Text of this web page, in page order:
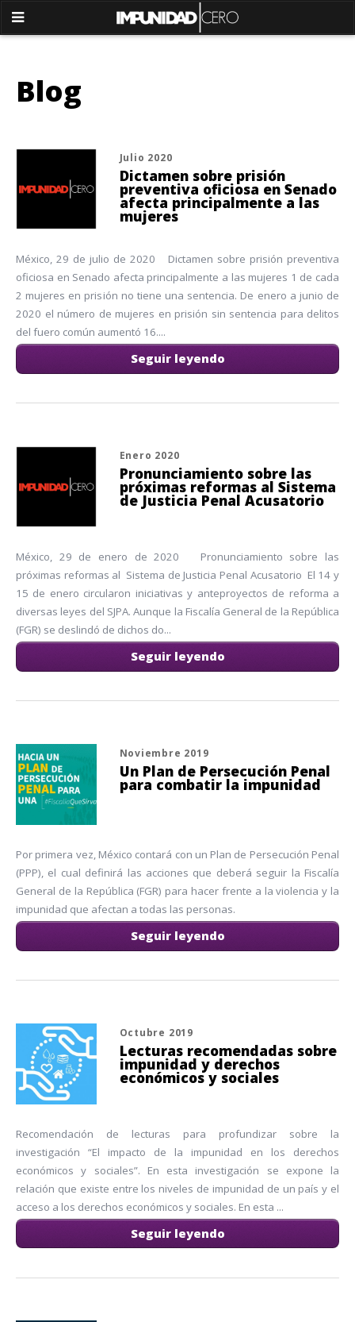
Blog
Julio 2020
Dictamen sobre prisión
preventiva oficiosa en Senado
afecta principalmente a las
mujeres
México, 29 de julio de 2020 Dictamen sobre prisión preventiva
oficiosa en Senado afecta principalmente a las mujeres 1 de cada
2 mujeres en prisión no tiene una sentencia. De enero a junio de
2020 el número de mujeres en prisión sin sentencia para delitos
del fuero común aumentó 16....
Seguir leyendo
Enero 2020
Pronunciamiento sobre las
próximas reformas al Sistema
de Justicia Penal Acusatorio
México, 29 de enero de 2020 Pronunciamiento sobre las
próximas reformas al Sistema de Justicia Penal Acusatorio El 14 y
15 de enero circularon iniciativas y anteproyectos de reforma a
diversas leyes del SJPA. Aunque la Fiscalía General de la República
(FGR) se deslindó de dichos do...
Seguir leyendo
Noviembre 2019
Un Plan de Persecución Penal
para combatir la impunidad
Por primera vez, México contará con un Plan de Persecución Penal
(PPP), el cual definirá las acciones que deberá seguir la Fiscalía
General de la República (FGR) para hacer frente a la violencia y la
impunidad que afectan a todas las personas.
Seguir leyendo
Octubre 2019
Lecturas recomendadas sobre
impunidad y derechos
económicos y sociales
Recomendación de lecturas para profundizar sobre la
investigación “El impacto de la impunidad en los derechos
económicos y sociales”. En esta investigación se expone la
relación que existe entre los niveles de impunidad de un país y el
acceso a los derechos económicos y sociales. En esta ...
Seguir leyendo